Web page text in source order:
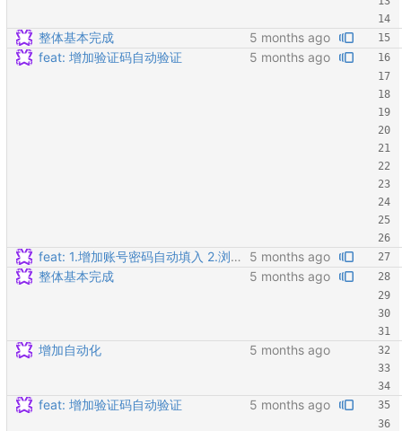
整体基本完成
feat: 增加验证码自动验证
feat: 1.增加账号密码自动填入 2.浏览器抓取完成后不退出
整体基本完成
增加自动化
feat: 增加验证码自动验证